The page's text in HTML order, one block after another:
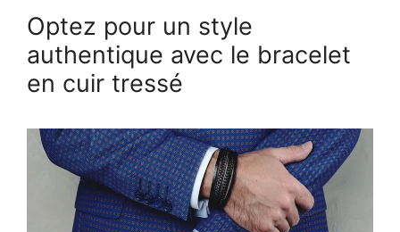
Optez pour un style
authentique avec le bracelet
en cuir tressé